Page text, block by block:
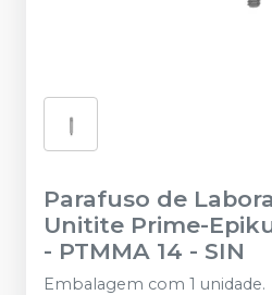
Parafuso de
Unitite Prime-
- PTMMA 14 - SIN
Embalagem com 1 unidade.